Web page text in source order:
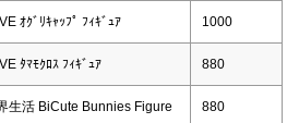
ｵｸﾞﾘｷｬｯﾌﾟ ﾌｨｷﾞｭｱ 1000
ﾀﾏﾓｸﾛｽ ﾌｨｷﾞｭｱ 880
生活 BiCute Bunnies Figure
880